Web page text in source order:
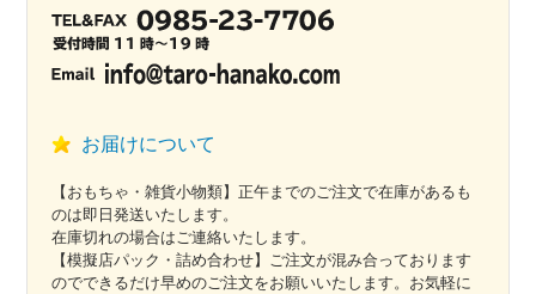
お届けについて
【おもちゃ・雑貨小物類】正午までのご注文で在庫があるも
のは即日発送いたします。
在庫切れの場合はご連絡いたします。
【模擬店パック・詰め合わせ】ご注文が混み合っております
のでできるだけ早めのご注文をお願いいたします。お気軽に